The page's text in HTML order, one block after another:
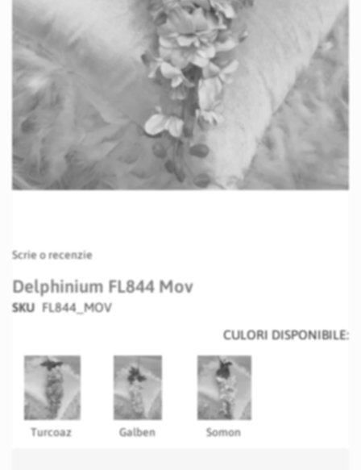
to
beginning
of
gallery
Scrie o recenzie
Delphinium FL844 Mov
SKU FL844_MOV
CULORI DISPONIBILE:
Turcoaz Galben Somon